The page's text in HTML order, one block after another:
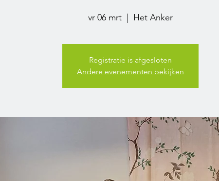
vr 06 mrt Het Anker
Registratie is afgesloten
Andere evenementen bekijken